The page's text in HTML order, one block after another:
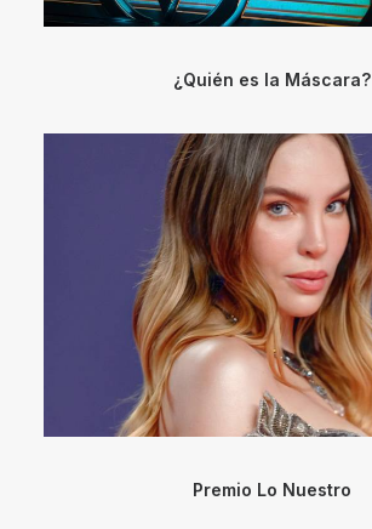
¿Quién es la Máscara?
Premio Lo Nuestro